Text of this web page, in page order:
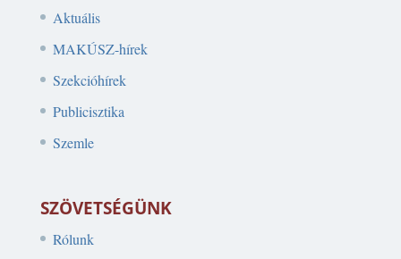
Aktuális
MAKÚSZ-hírek
Szekcióhírek
Publicisztika
Szemle
SZÖVETSÉGÜNK
Rólunk